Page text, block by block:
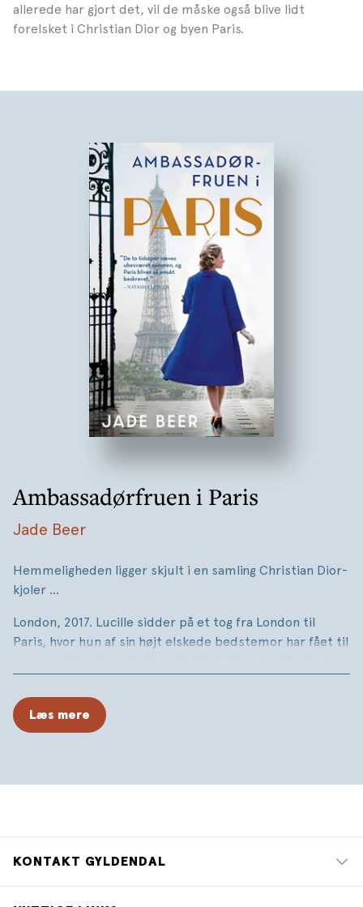
allerede har gjort det, vil de måske også blive lidt
forelsket i Christian Dior og byen Paris.
Ambassadørfruen i Paris
Jade Beer
Hemmeligheden ligger skjult i en samling Christian Dior-
kjoler ...
London, 2017. Lucille sidder på et tog fra London til
Paris, hvor hun af sin højt elskede bedstemor har fået til
hun på jagt efter ledetråde og svar i byernes by.
Paris, 1952. Efterkrigstidens Frankrig er fuld af glamour
ser et venligt, smilende ansigt ved endnu et selskab, får
Læs mere
KONTAKT GYLDENDAL